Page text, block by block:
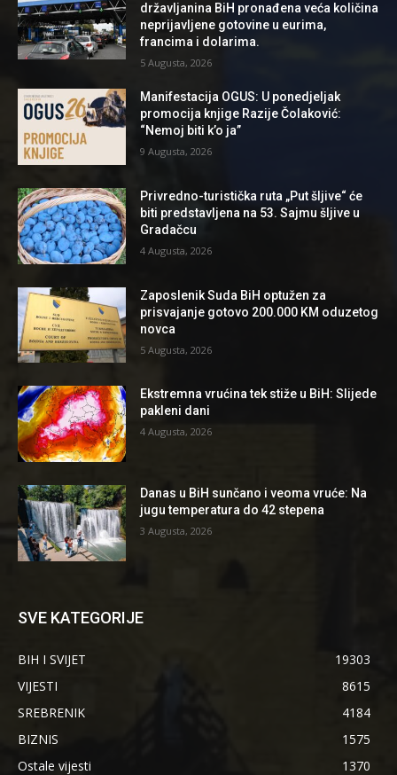
državljanina BiH pronađena veća količina
neprijavljene gotovine u eurima,
francima i dolarima.
5 Augusta, 2026
Manifestacija OGUS: U ponedjeljak
promocija knjige Razije Čolaković:
“Nemoj biti k’o ja”
9 Augusta, 2026
Privredno-turistička ruta „Put šljive“ će
biti predstavljena na 53. Sajmu šljive u
Gradačcu
4 Augusta, 2026
Zaposlenik Suda BiH optužen za
prisvajanje gotovo 200.000 KM oduzetog
novca
5 Augusta, 2026
Ekstremna vrućina tek stiže u BiH: Slijede
pakleni dani
4 Augusta, 2026
Danas u BiH sunčano i veoma vruće: Na
jugu temperatura do 42 stepena
3 Augusta, 2026
SVE KATEGORIJE
BIH I SVIJET
19303
VIJESTI
8615
SREBRENIK
4184
BIZNIS
1575
Ostale vijesti
1370